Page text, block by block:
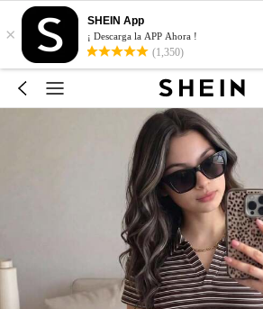
×
SHEIN App
¡ Descarga la APP Ahora !
(1,350)